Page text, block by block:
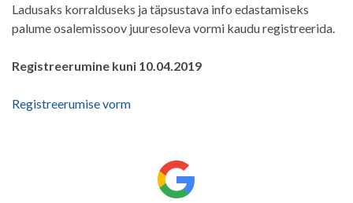
Ladusaks korralduseks ja täpsustava info edastamiseks
palume osalemissoov juuresoleva vormi kaudu registreerida.
Registreerumine kuni 10.04.2019
Registreerumise vorm